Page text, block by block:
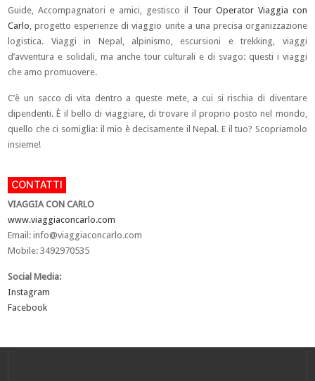
Guide, Accompagnatori e amici, gestisco il Tour Operator Viaggia con
Carlo, progetto esperienze di viaggio unite a una precisa organizzazione
logistica. Viaggi in Nepal, alpinismo, escursioni e trekking, viaggi
d’avventura e solidali, ma anche tour culturali e di svago: questi i viaggi
che amo promuovere.
C’è un sacco di vita dentro a queste mete, a cui si rischia di diventare
dipendenti. È il bello di viaggiare, di trovare il proprio posto nel mondo,
quello che ci somiglia: il mio è decisamente il Nepal. E il tuo? Scopriamolo
insieme!
CONTATTI
VIAGGIA CON CARLO
www.viaggiaconcarlo.com
Email:info@viaggiaconcarlo.com
Mobile: 3492970535
Social Media:
Instagram
Facebook